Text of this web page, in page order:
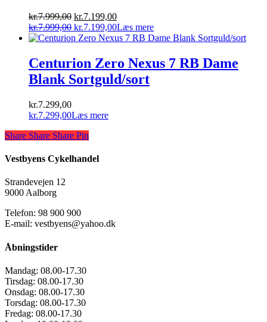
kr.7.999,00 Den
oprindelige
pris
kr.7.999,00.
kr.7.199,00Den
aktuelle
pris
kr.7.199,00.
kr.7.999,00 Den
oprindelige
var:
kr.7.999,00.
kr.7.199,00Den
aktuelle
kr.7.199,00.
Læs mere
Centurion Zero Nexus 7 RB Dame
Blank Sortguld/sort
kr.7.299,00
kr.7.299,00Læs mere
Share
Share Share Share Pin
Vestbyens Cykelhandel
Strandevejen 12
9000 Aalborg
Telefon: 98 900 900
E-mail: vestbyens@yahoo.dk
Åbningstider
Mandag: 08.00-17.30
Tirsdag: 08.00-17.30
Onsdag: 08.00-17.30
Torsdag: 08.00-17.30
Fredag: 08.00-17.30